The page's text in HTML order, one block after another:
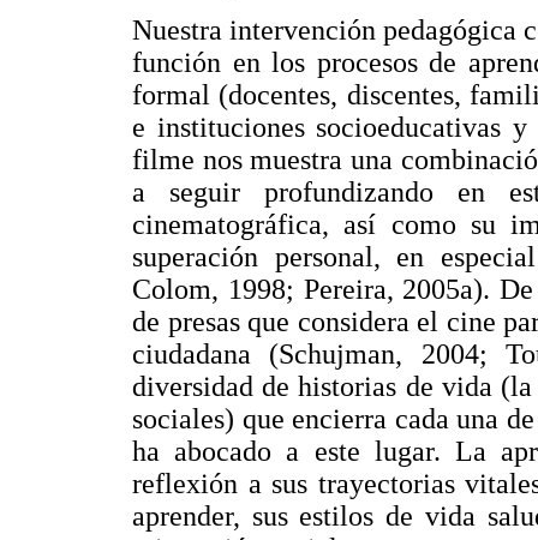
Nuestra intervención pedagógica
función en los procesos de
formal (docentes, discentes,
e instituciones socioeducativas
filme nos muestra una
a seguir profundizando en
cinematográfica, así como su
superación personal, en
Colom, 1998; Pereira, 2005a).
de presas que considera el cine
ciudadana (Schujman, 2004;
diversidad de historias de vida
sociales) que encierra cada una
ha abocado a este lugar. La
reflexión a sus trayectorias
aprender, sus estilos de vida